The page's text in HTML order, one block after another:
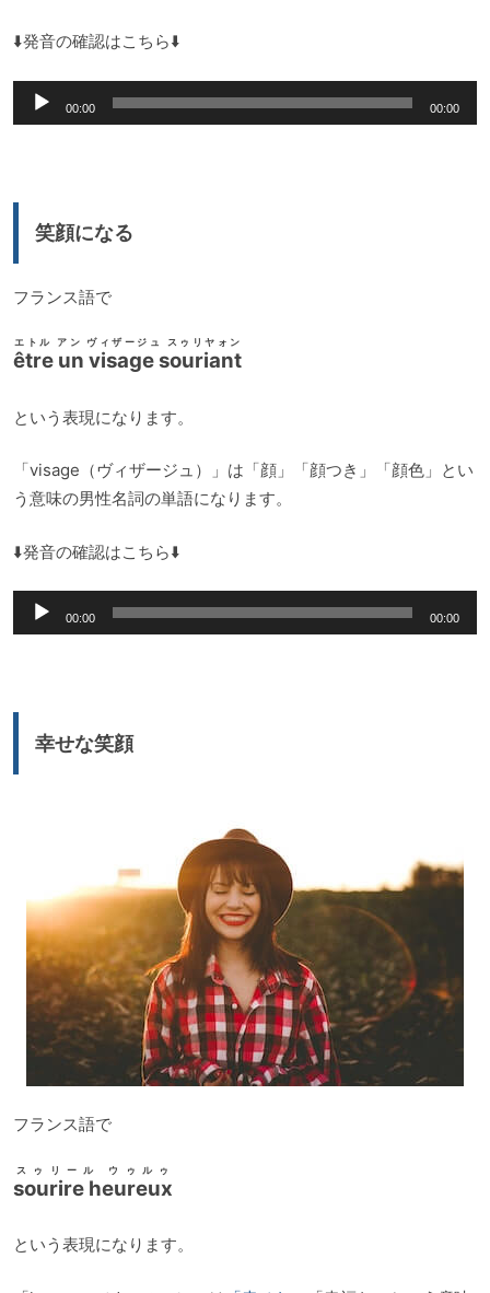
⬇️発音の確認はこちら⬇️
声
00:00 00:00
笑顔になる
フランス語で
être un visage souriant
エトル アン ヴィザージュ スゥリヤォン
という表現になります。
「visage（ヴィザージュ）」は「顔」「顔つき」「顔色」とい
う意味の男性名詞の単語になります。
⬇️発音の確認はこちら⬇️
声
00:00 00:00
幸せな笑顔
フランス語で
sourire heureux
スゥリール ウゥルゥ
という表現になります。